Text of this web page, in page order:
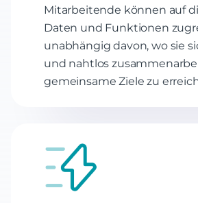
Mitarbeitende können auf
Daten und Funktionen
unabhängig davon, wo sie
und nahtlos
gemeinsame Ziele zu